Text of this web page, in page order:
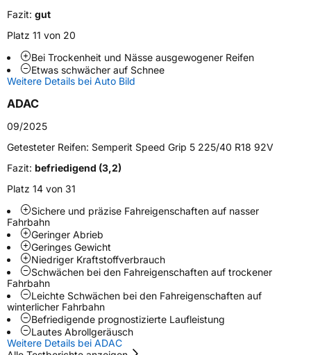
Modellname
FahrzeugartPKW & SUV
Weitere Eigenschaften
Schlauchtyp
Zustand
M+SJa
VerstärktXL
Felgenschutz
EU Label
Effizienz
NasshaftungC
Fazit: gut
Platz 11 von 20
Bei Trockenheit und Nässe ausgewogener Reifen
Etwas schwächer auf Schnee
Weitere Details bei Auto Bild
ADAC
09/2025
Getesteter Reifen: Semperit Speed Grip 5 225/40 R18 92V
Fazit: befriedigend (3,2)
Platz 14 von 31
Sichere und präzise Fahreigenschaften auf nasser
Fahrbahn
Geringer Abrieb
Geringes Gewicht
Niedriger Kraftstoffverbrauch
Schwächen bei den Fahreigenschaften auf trockener
Fahrbahn
Leichte Schwächen bei den Fahreigenschaften auf
winterlicher Fahrbahn
Befriedigende prognostizierte Laufleistung
Lautes Abrollgeräusch
Weitere Details bei ADAC